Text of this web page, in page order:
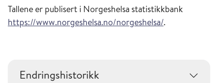
Tallene er publisert i Norgeshelsa statistikkbank
https://www.norgeshelsa.no/norgeshelsa/.
Endringshistorikk